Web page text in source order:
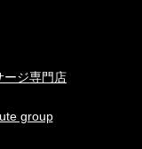
ジ専門店
group